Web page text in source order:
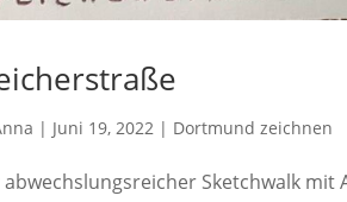
| Juni 19, 2022 | Dortmund zeichnen
abwechslungsreicher Sketchwalk